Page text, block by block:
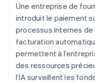
Une entreprise de
introduit le paiement
processus internes
facturation
permettent à
des ressources
l’IA surveillent les